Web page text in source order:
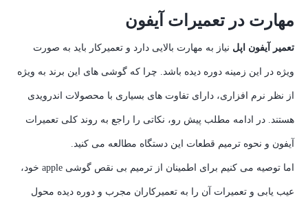
مهارت در تعمیرات آیفون
تعمیر آیفون اپل نیاز به مهارت بالایی دارد و تعمیرکار باید به صورت
ویژه در این زمینه دوره دیده باشد. چرا که گوشی های این برند به ویژه
از نظر نرم افزاری، دارای تفاوت های بسیاری با محصولات اندرویدی
هستند. در ادامه مطلب پیش رو، نکاتی را راجع به روند کلی تعمیرات
آیفون و نحوه ترمیم قطعات این دستگاه مطالعه می کنید.
اما توصیه می کنیم برای اطمینان از ترمیم بی نقص گوشی apple خود،
عیب یابی و تعمیرات آن را به تعمیرکاران مجرب و دوره دیده محول